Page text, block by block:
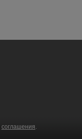
соглашения.